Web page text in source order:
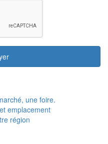
une foire.
emplacement
région